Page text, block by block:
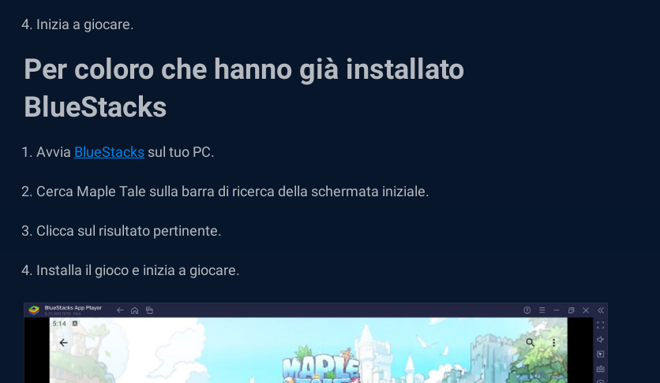
Inizia a giocare.
Per coloro che hanno già installato
BlueStacks
Avvia BlueStacks sul tuo PC.
Cerca Maple Tale sulla barra di ricerca della schermata iniziale.
Clicca sul risultato pertinente.
Installa il gioco e inizia a giocare.